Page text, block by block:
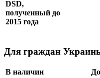
DSD,
полученный до
2015 года
Для граждан
В наличии